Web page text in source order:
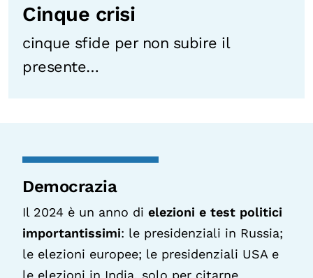
Cinque crisi
cinque sfide per non subire il
presente…
Democrazia
Il 2024 è un anno di elezioni e test politici
importantissimi: le presidenziali in Russia;
le elezioni europee; le presidenziali USA e
le elezioni in India, solo per citarne